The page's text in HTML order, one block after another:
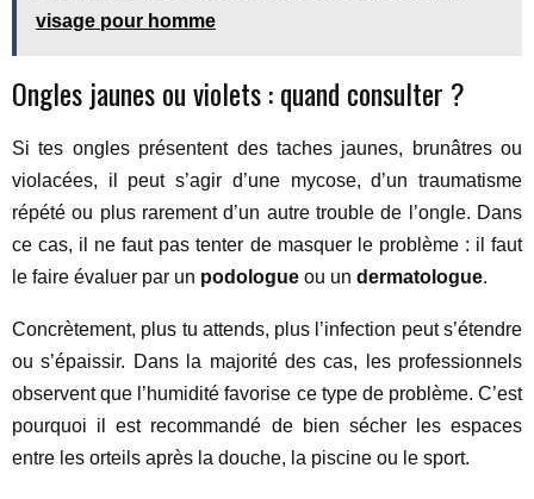
visage pour homme
Ongles jaunes ou violets : quand consulter ?
Si tes ongles présentent des taches jaunes, brunâtres ou
violacées, il peut s’agir d’une mycose, d’un traumatisme
répété ou plus rarement d’un autre trouble de l’ongle. Dans
ce cas, il ne faut pas tenter de masquer le problème : il faut
le faire évaluer par un podologue ou un dermatologue.
Concrètement, plus tu attends, plus l’infection peut s’étendre
ou s’épaissir. Dans la majorité des cas, les professionnels
observent que l’humidité favorise ce type de problème. C’est
pourquoi il est recommandé de bien sécher les espaces
entre les orteils après la douche, la piscine ou le sport.